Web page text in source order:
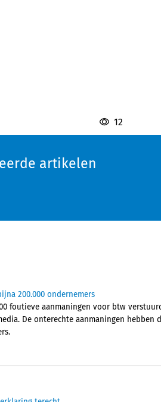
12
artikelen
200.000 ondernemers
foutieve aanmaningen voor btw
De onterechte aanmaningen hebben